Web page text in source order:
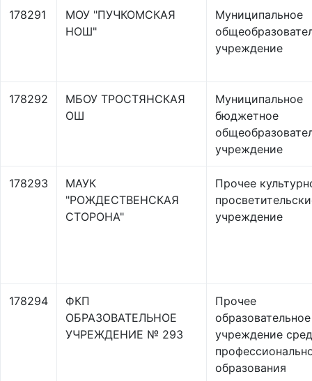
178291
МОУ "ПУЧКОМСКАЯ
НОШ"
Муниципальное
учреждение
178292
МБОУ ТРОСТЯНСКАЯ
ОШ
Муниципальное
бюджетное
учреждение
178293
МАУК
"РОЖДЕСТВЕНСКАЯ
СТОРОНА"
Прочее
учреждение
178294
ФКП
ОБРАЗОВАТЕЛЬНОЕ
УЧРЕЖДЕНИЕ № 293
Прочее
образовательное
учреждение
образования